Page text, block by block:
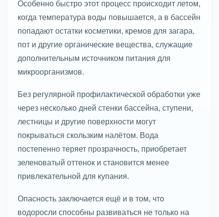
Особенно быстро этот процесс происходит летом,
когда температура воды повышается, а в бассейн
попадают остатки косметики, кремов для загара,
пот и другие органические вещества, служащие
дополнительным источником питания для
микроорганизмов.
Без регулярной профилактической обработки уже
через несколько дней стенки бассейна, ступени,
лестницы и другие поверхности могут
покрываться скользким налётом. Вода
постепенно теряет прозрачность, приобретает
зеленоватый оттенок и становится менее
привлекательной для купания.
Опасность заключается ещё и в том, что
водоросли способны развиваться не только на